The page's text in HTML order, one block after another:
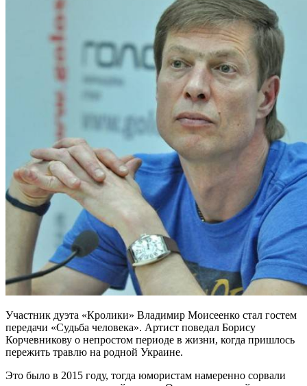
Участник дуэта «Кролики» Владимир Моисеенко стал гостем
передачи «Судьба человека». Артист поведал Борису
Корчевникову о непростом периоде в жизни, когда пришлось
пережить травлю на родной Украине.
Это было в 2015 году, тогда юмористам намеренно сорвали